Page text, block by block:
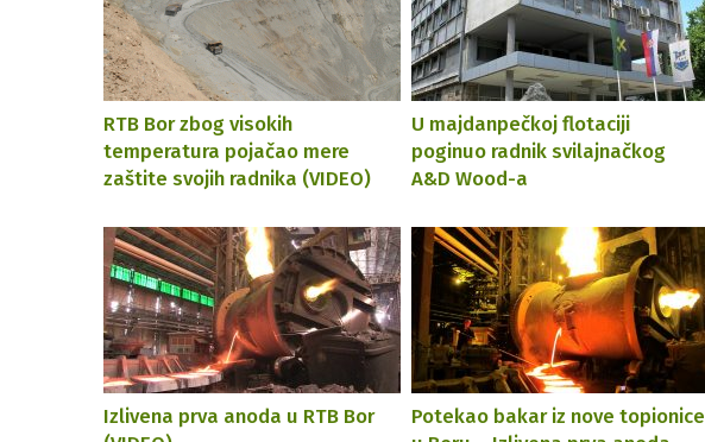
RTB Bor zbog visokih
temperatura pojačao mere
zaštite svojih radnika (VIDEO)
U majdanpečkoj flotaciji
poginuo radnik svilajnačkog
A&D Wood-a
Izlivena prva anoda u RTB Bor
Potekao bakar iz nove topionice